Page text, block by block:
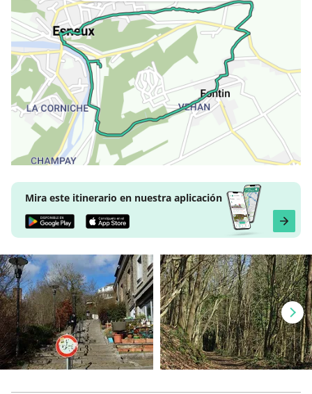
Mira este itinerario en nuestra aplicación